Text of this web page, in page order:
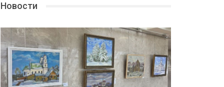
Новости